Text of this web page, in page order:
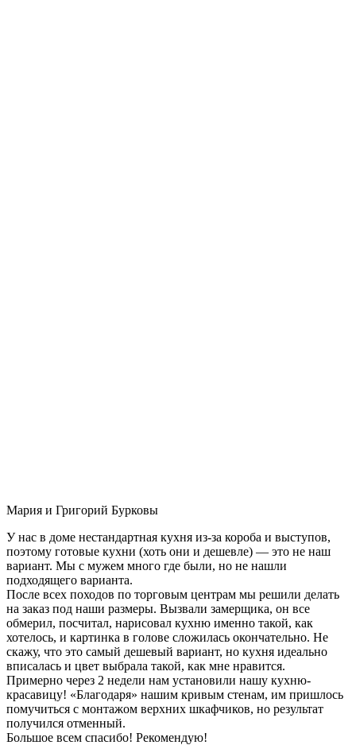
Мария и Григорий Бурковы
У нас в доме нестандартная кухня из-за короба и выступов,
поэтому готовые кухни (хоть они и дешевле) — это не наш
вариант. Мы с мужем много где были, но не нашли
подходящего варианта.
После всех походов по торговым центрам мы решили делать
на заказ под наши размеры. Вызвали замерщика, он все
обмерил, посчитал, нарисовал кухню именно такой, как
хотелось, и картинка в голове сложилась окончательно. Не
скажу, что это самый дешевый вариант, но кухня идеально
вписалась и цвет выбрала такой, как мне нравится.
Примерно через 2 недели нам установили нашу кухню-
красавицу! «Благодаря» нашим кривым стенам, им пришлось
помучиться с монтажом верхних шкафчиков, но результат
получился отменный.
Большое всем спасибо! Рекомендую!